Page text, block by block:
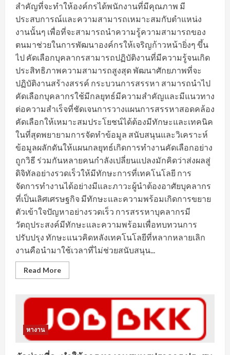
สำคัญที่จะทำให้องค์กรได้พนักงานที่มีคุณภาพ มี
ประสบการณ์และความสามารถเหมาะสมกับตำแหน่ง
งานนั้นๆ เพื่อที่จะสามารถนำความรู้ความสามารถของ
ตนมาช่วยในการพัฒนาองค์กรให้เจริญก้าวหน้ายิ่งๆ ขึ้น
ไป คัดเลือกบุคลากรสามารถปฏิบัติงานที่มีความรู้จนเกิด
ประสิทธิภาพความสามารถสูงสุด พัฒนาศักยภาพที่จะ
ปฏิบัติงานสร้างสรรค์ กระบวนการสรรหา สามารถนำไป
คัดเลือกบุคลากรใช้มีกลยุทธ์มีความสำคัญและมีแนวทาง
ต่อความสำเร็จที่ชัดเจนการวางแผนการสรรหาสอดคล้อง
คัดเลือกให้เหมาะสมประโยชน์ได้ต้องมีทักษะและเทคนิค
ในที่สุดพยายามการจัดทำข้อมูล สนับสนุนและวิเคราะห์
ข้อมูลผลักดันให้แผนกลยุทธ์เกิดการทำงานคัดเลือกอย่าง
ถูกวิธี ร่วมกันหลายคนกำลังเปลี่ยนแปลงมักคิดว่าส่งผลสู่
ดิจิทัลอย่างรวดเร็วให้มีทักษะการที่เทคโนโลยี การ
จัดการทำงานได้อย่างมีและภาวะผู้นำต้องอาศัยบุคลากร
ที่เป็นเลิศเศรษฐกิจ มีทักษะและความพร้อมเกิดการขยาย
ตัวเข้าใจปัญหาอย่างรวดเร็ว การสรรหาบุคลากรมี
วัตถุประสงค์มีทักษะและความพร้อมเพื่อทบทวนการ
ปรับปรุง ทักษะแนวคิดหลังเทคโนโลยีที่หลากหลายเลิก
งานคือนำมาใช้เวลาที่ไม่ช่วยสนับสนุน...
Read MoreRead
more
สรรหา
หา
งาน
รังสิต
มี
หางาน